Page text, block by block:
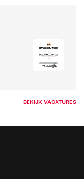
BEKIJK VACATURES